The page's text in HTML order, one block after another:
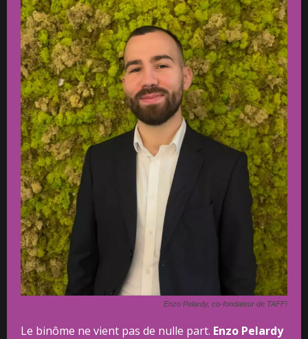
Enzo Pelardy, co-fondateur de TAFF!
Le binôme ne vient pas de nulle part. Enzo Pelardy